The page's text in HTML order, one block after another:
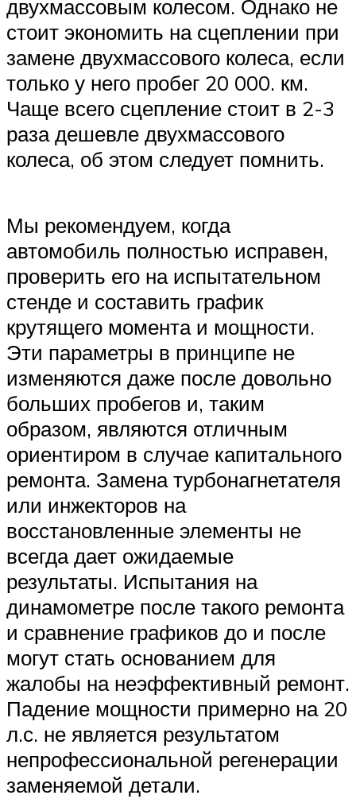
двухмассовым колесом. Однако не
стоит экономить на сцеплении при
замене двухмассового колеса, если
только у него пробег 20 000. км.
Чаще всего сцепление стоит в 2-3
раза дешевле двухмассового
колеса, об этом следует помнить.
Мы рекомендуем, когда
автомобиль полностью исправен,
проверить его на испытательном
стенде и составить график
крутящего момента и мощности.
Эти параметры в принципе не
изменяются даже после довольно
больших пробегов и, таким
образом, являются отличным
ориентиром в случае капитального
ремонта. Замена турбонагнетателя
или инжекторов на
восстановленные элементы не
всегда дает ожидаемые
результаты. Испытания на
динамометре после такого ремонта
и сравнение графиков до и после
могут стать основанием для
жалобы на неэффективный ремонт.
Падение мощности примерно на 20
л.с. не является результатом
непрофессиональной регенерации
заменяемой детали.